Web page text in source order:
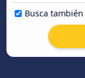
Busca